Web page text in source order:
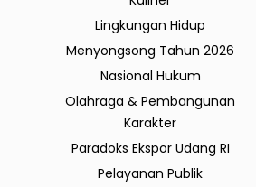
Lingkungan Hidup
Menyongsong Tahun 2026
Nasional Hukum
Olahraga & Pembangunan
Karakter
Paradoks Ekspor Udang RI
Pelayanan Publik